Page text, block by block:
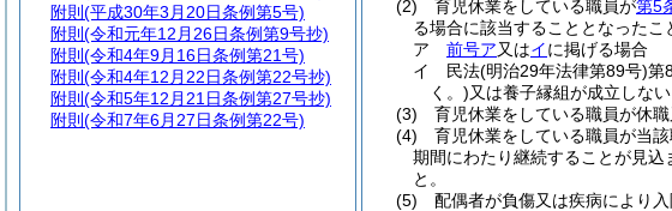
(2)
育児休業をしている職員が第5
る場合に該当することとなったこ
ア
前号ア又はイに掲げる場合
イ
民法(明治29年法律第89号)第
く。)又は養子縁組が成立しな
(3)
育児休業をしている職員が休
(4)
育児休業をしている職員が当
期間にわたり継続することが見
と。
(5)
配偶者が負傷又は疾病により
附則 (平成30年3月20日条例第5号)
附則 (令和元年12月26日条例第9号抄)
附則 (令和4年9月16日条例第21号)
附則 (令和4年12月22日条例第22号抄)
附則 (令和5年12月21日条例第27号抄)
附則 (令和7年6月27日条例第22号)